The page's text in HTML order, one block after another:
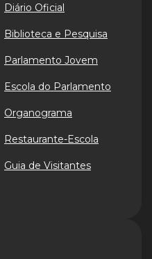
Diário Oficial
Biblioteca e Pesquisa
Parlamento Jovem
Escola do Parlamento
Organograma
Restaurante-Escola
Guia de Visitantes